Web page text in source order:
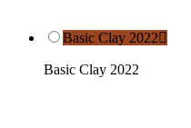
Basic Clay 2022
Basic Clay 2022